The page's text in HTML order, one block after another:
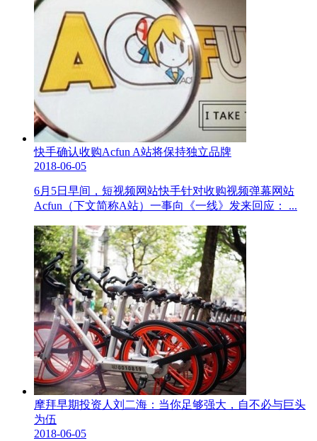
快手确认收购Acfun A站将保持独立品牌
2018-06-05
6月5日早间，短视频网站快手针对收购视频弹幕网站
Acfun（下文简称A站）一事向《一线》发来回应： ...
摩拜早期投资人刘二海：当你足够强大，自不必与巨头
为伍
2018-06-05